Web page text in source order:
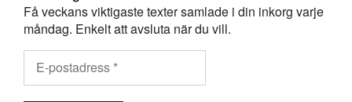
Få veckans viktigaste texter samlade i din inkorg varje
måndag. Enkelt att avsluta när du vill.